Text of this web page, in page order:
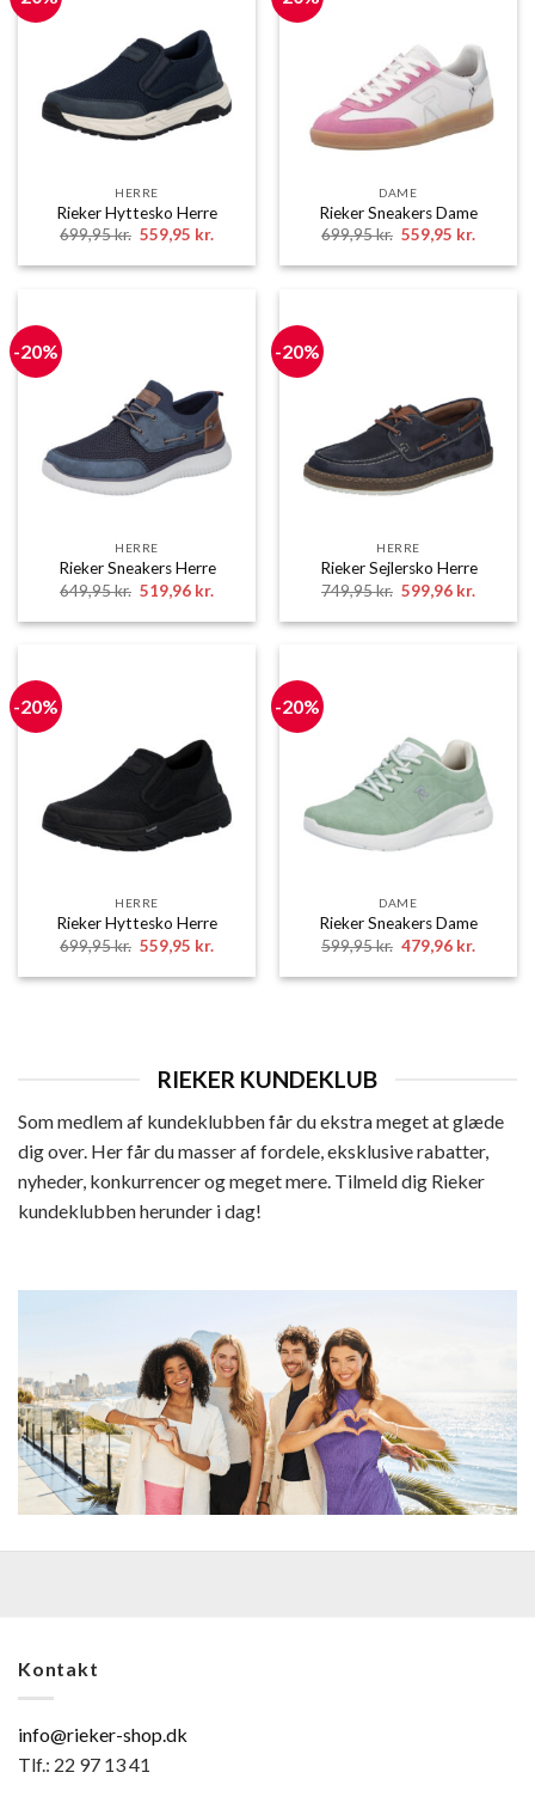
HERRE
Rieker Hyttesko Herre
699,95kr. Den
oprindelige
pris
559,95 kr.Den
pris
559,95 kr..
DAME
Rieker Sneakers Dame
699,95kr. Den
oprindelige
pris
559,95 kr.Den
pris
559,95
-20%
HERRE
Rieker Sneakers Herre
649,95kr. Den
oprindelige
pris
519,96 kr.
pris
519,96 kr..
-20%
HERRE
Rieker Sejlersko Herre
749,95kr. Den
oprindelige
pris
599,96 kr.
pris
599,96
-20%
HERRE
Rieker Hyttesko Herre
699,95kr. Den
oprindelige
pris
559,95 kr.
pris
-20%
DAME
Rieker Sneakers Dame
599,95kr. Den
oprindelige
pris
479,96 kr.
pris
RIEKER KUNDEKLUB
Som medlem af kundeklubben får du ekstra meget at glæde
dig over. Her får du masser af fordele, eksklusive rabatter,
nyheder, konkurrencer og meget mere. Tilmeld dig Rieker
kundeklubben herunder i dag!
Kontakt
info@rieker-shop.dk
Tlf.: 22 97 13 41